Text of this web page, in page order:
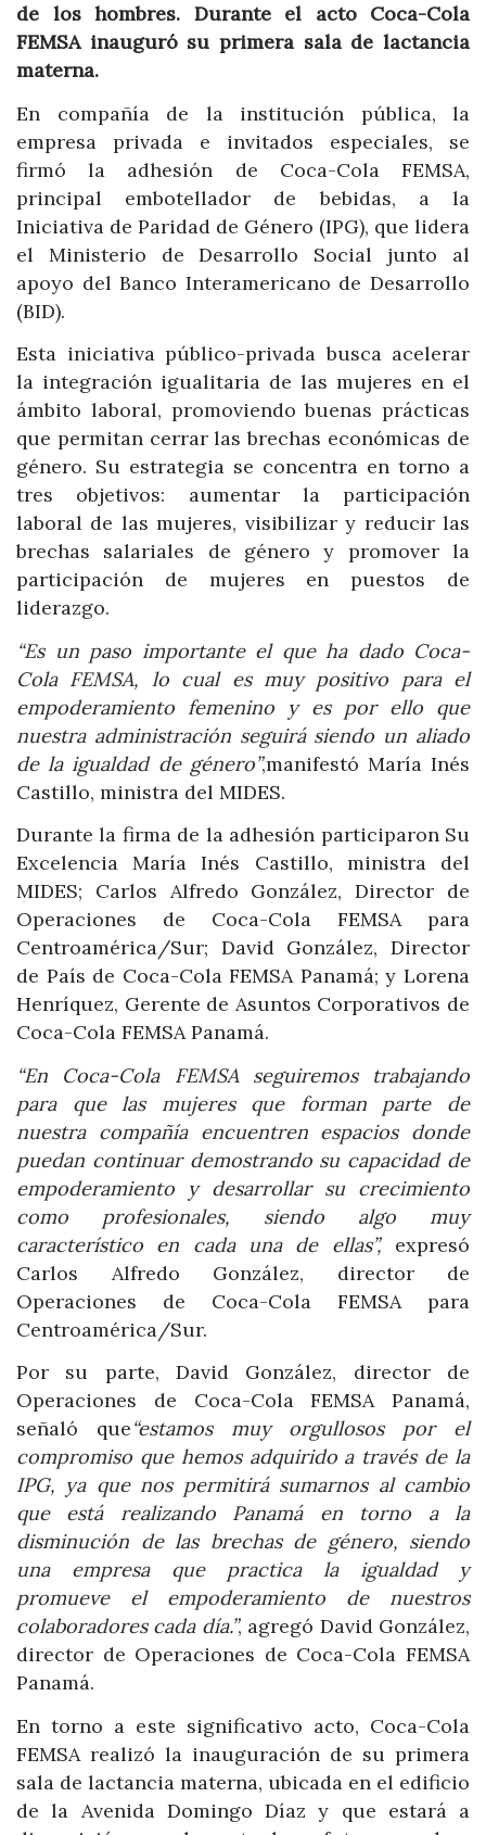
de los hombres. Durante el acto Coca-Cola
FEMSA inauguró su primera sala de lactancia
materna.
En compañía de la institución pública, la
empresa privada e invitados especiales, se
firmó la adhesión de Coca-Cola FEMSA,
principal embotellador de bebidas, a la
Iniciativa de Paridad de Género (IPG), que lidera
el Ministerio de Desarrollo Social junto al
apoyo del Banco Interamericano de Desarrollo
(BID).
Esta iniciativa público-privada busca acelerar
la integración igualitaria de las mujeres en el
ámbito laboral, promoviendo buenas prácticas
que permitan cerrar las brechas económicas de
género. Su estrategia se concentra en torno a
tres objetivos: aumentar la participación
laboral de las mujeres, visibilizar y reducir las
brechas salariales de género y promover la
participación de mujeres en puestos de
liderazgo.
“Es un paso importante el que ha dado Coca-
Cola FEMSA, lo cual es muy positivo para el
empoderamiento femenino y es por ello que
nuestra administración seguirá siendo un aliado
de la igualdad de género”,manifestó María Inés
Castillo, ministra del MIDES.
Durante la firma de la adhesión participaron Su
Excelencia María Inés Castillo, ministra del
MIDES; Carlos Alfredo González, Director de
Operaciones de Coca-Cola FEMSA para
Centroamérica/Sur; David González, Director
de País de Coca-Cola FEMSA Panamá; y Lorena
Henríquez, Gerente de Asuntos Corporativos de
Coca-Cola FEMSA Panamá.
“En Coca-Cola FEMSA seguiremos trabajando
para que las mujeres que forman parte de
nuestra compañía encuentren espacios donde
puedan continuar demostrando su capacidad de
empoderamiento y desarrollar su crecimiento
como profesionales, siendo algo muy
característico en cada una de ellas”, expresó
Carlos Alfredo González, director de
Operaciones de Coca-Cola FEMSA para
Centroamérica/Sur.
Por su parte, David González, director de
Operaciones de Coca-Cola FEMSA Panamá,
señaló que“estamos muy orgullosos por el
compromiso que hemos adquirido a través de la
IPG, ya que nos permitirá sumarnos al cambio
que está realizando Panamá en torno a la
disminución de las brechas de género, siendo
una empresa que practica la igualdad y
promueve el empoderamiento de nuestros
colaboradores cada día.”, agregó David González,
director de Operaciones de Coca-Cola FEMSA
Panamá.
En torno a este significativo acto, Coca-Cola
FEMSA realizó la inauguración de su primera
sala de lactancia materna, ubicada en el edificio
de la Avenida Domingo Díaz y que estará a